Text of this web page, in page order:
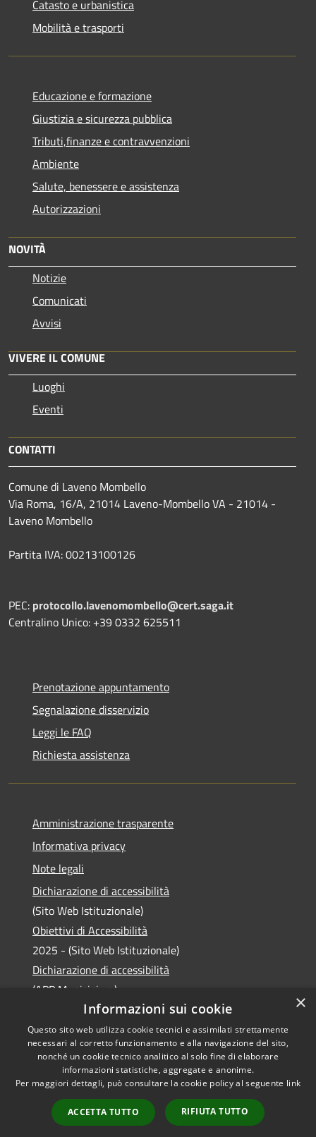
Catasto e urbanistica
Mobilità e trasporti
Educazione e formazione
Giustizia e sicurezza pubblica
Tributi,finanze e contravvenzioni
Ambiente
Salute, benessere e assistenza
Autorizzazioni
NOVITÀ
Notizie
Comunicati
Avvisi
VIVERE IL COMUNE
Luoghi
Eventi
CONTATTI
Comune di Laveno Mombello
Via Roma, 16/A, 21014 Laveno-Mombello VA - 21014 -
Laveno Mombello
Partita IVA: 00213100126
PEC: protocollo.lavenomombello@cert.saga.it
Centralino Unico: +39 0332 625511
Prenotazione appuntamento
Segnalazione disservizio
Leggi le FAQ
Richiesta assistenza
Amministrazione trasparente
Informativa privacy
Note legali
Dichiarazione di accessibilità
(Sito Web Istituzionale)
Obiettivi di Accessibilità
2025 - (Sito Web Istituzionale)
Dichiarazione di accessibilità
(APP Municipium)
Accessibilità
Privacy
Mappa del sito
Copyright © 2026 • Comune di
Laveno Mombello • Powered
Municipium •Accesso
redazione
×
Informazioni sui cookie
Questo sito web utilizza cookie tecnici e assimilati strettamente
necessari al corretto funzionamento e alla navigazione del sito,
nonché un cookie tecnico analitico al solo fine di elaborare
informazioni statistiche, aggregate e anonime.
Per maggiori dettagli, può consultare la cookie policy al seguente link
ACCETTA TUTTO RIFIUTA TUTTO